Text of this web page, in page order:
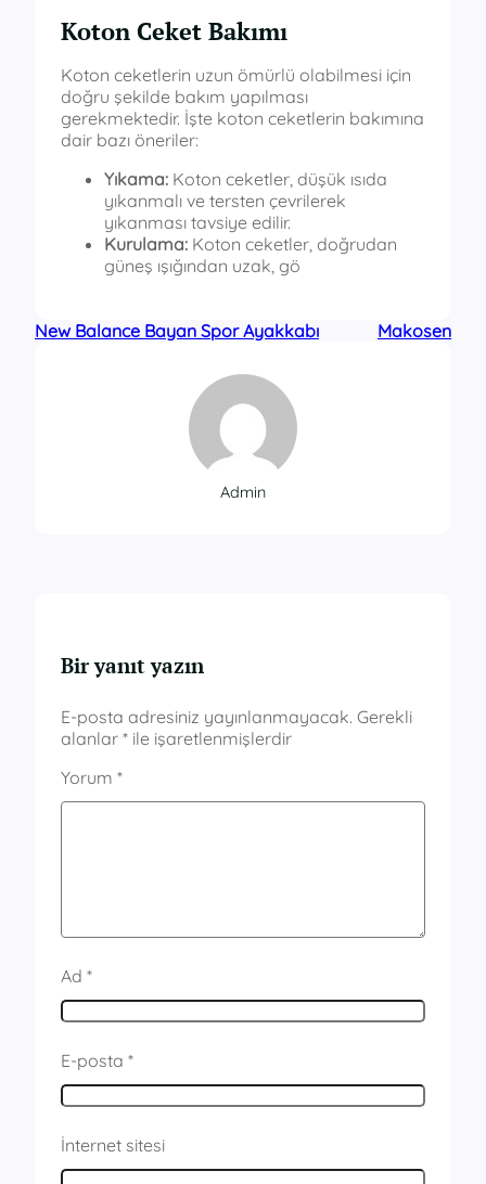
Koton Ceket Bakımı
Koton ceketlerin uzun ömürlü olabilmesi için
doğru şekilde bakım yapılması
gerekmektedir. İşte koton ceketlerin bakımına
dair bazı öneriler:
Yıkama: Koton ceketler, düşük ısıda
yıkanmalı ve tersten çevrilerek
yıkanması tavsiye edilir.
Kurulama: Koton ceketler, doğrudan
güneş ışığından uzak, gö
New Balance Bayan Spor Ayakkabı Makosen
Admin
Bir yanıt yazın
E-posta adresiniz yayınlanmayacak. Gerekli
alanlar * ile işaretlenmişlerdir
Yorum *
Ad *
E-posta *
İnternet sitesi